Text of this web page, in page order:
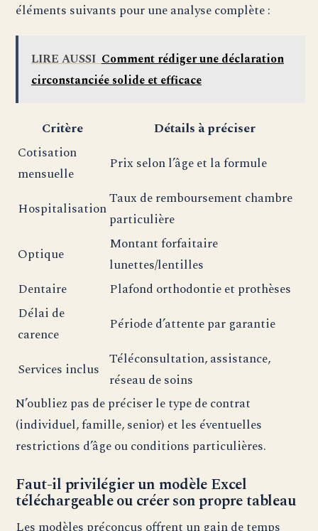
éléments suivants pour une analyse complète :
LIRE AUSSI Comment rédiger une déclaration
circonstanciée solide et efficace
Critère
Détails à préciser
Cotisation
mensuelle
Prix selon l’âge et la formule
Hospitalisation
Taux de remboursement chambre
particulière
Optique
Montant forfaitaire
lunettes/lentilles
Dentaire
Plafond orthodontie et prothèses
Délai de
carence
Période d’attente par garantie
Services inclus
Téléconsultation, assistance,
réseau de soins
N’oubliez pas de préciser le type de contrat
(individuel, famille, senior) et les éventuelles
restrictions d’âge ou conditions particulières.
Faut-il privilégier un modèle Excel
téléchargeable ou créer son propre tableau
Les modèles préconçus offrent un gain de temps